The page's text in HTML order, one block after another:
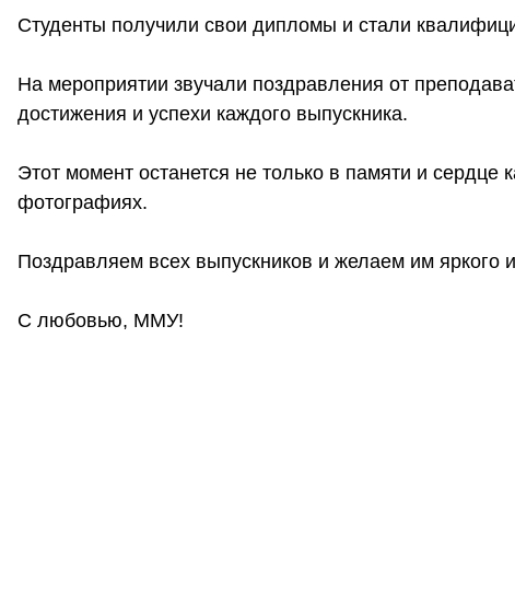
Студенты получили свои дипломы и стали
На мероприятии звучали поздравления от
достижения и успехи каждого выпускника.
Этот момент останется не только в памяти и сердце
фотографиях.
Поздравляем всех выпускников и желаем им яркого
С любовью, ММУ!